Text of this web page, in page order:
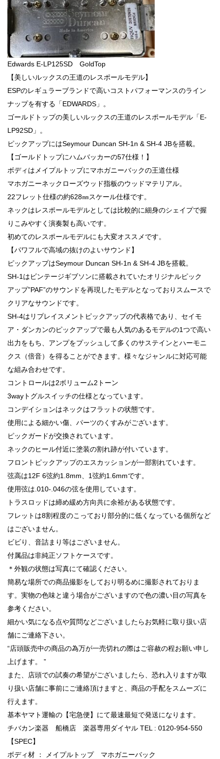
Edwards E-LP125SD GoldTop
【美しいルックスの王道のレスポールモデル】
ESPのレギュラーブランドで高いコストパフォーマンスのライン
ナップを有する「EDWARDS」。
ゴールドトップの美しいルックスの王道のレスポールモデル「E-
LP92SD」。
ピックアップにはSeymour Duncan SH-1n & SH-4 JBを搭載。
【ゴールドトップにハムバッカーの57仕様！】
ボディはメイプルトップにマホガニーバックの王道仕様
マホガニーネックローズウッド指板のウッドマテリアル。
22フレット仕様の約628㎜スケール仕様です。
ネックはレスポールモデルとしては比較的に細身のシェイプで握
りこみやすく演奏製も高いです。
初めてのレスポールモデルにも大変オススメです。
【パワフルで高域の抜けのよいサウンド】
ピックアップはSeymour Duncan SH-1n & SH-4 JBを搭載。
SH-1はビンテージギブソンに搭載されていたオリジナルピック
アップ”PAF”のサウンドを再現したモデルとなっておりスムースで
クリアなサウンドです。
SH-4はリプレイスメントピックアップの代表格であり、セイモ
ア・ダンカンのピックアップで最も人気のあるモデルの1つで高い
出力をもち、アンプをプッシュして多くのサステインとハーモニ
クス（倍音）を得ることができます。様々なジャンルに対応可能
な組み合わせです。
コントロールは2ボリューム2トーン
3wayトグルスイッチの仕様となっています。
コンデイションはネックはフラットの状態です。
使用による細かい傷、パーツのくすみがございます。
ピックガードが交換されています。
ネックのヒール付近に塗装の割れ跡が付いています。
フロントピックアップのエスカッションが一部割れています。
弦高は12F 6弦約1.8mm、1弦約1.6mmです。
使用弦は.010-.046の弦を使用しています。
トラスロッドは締め緩め方向共に余裕がある状態です。
フレットは8割程度のこっており部分的に低くなっている個所など
はございません。
ビビり、音詰まり等はございません。
付属品は非純正ソフトケースです。
＊外観の状態は写真にて確認ください。
簡易な場所での商品撮影をしており明るめに撮影されておりま
す。実物の色味と違う場合がございますので色の濃い目の写真を
参考ください。
細かい気になる点や質問などございましたらお気軽に取り扱い店
舗にご連絡下さい。
“店頭販売中の商品の為万が一売切れの際はご容赦の程お願い申し
上げます。 ”
また、店頭での試奏の希望がございましたら、恐れ入りますが取
り扱い店舗に事前にご連絡頂けますと、商品の手配をスムーズに
行えます。
基本ヤマト運輸の【宅急便】にて最速最短で発送になります。
チバカン楽器 船橋店 楽器専用ダイヤル TEL : 0120-954-550
【SPEC】
ボディ材 ： メイプルトップ マホガニーバック